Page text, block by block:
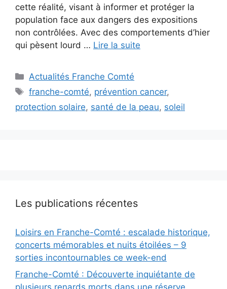
cette réalité, visant à informer et protéger la
population face aux dangers des expositions
non contrôlées. Avec des comportements d’hier
qui pèsent lourd … Lire la suite
Catégories
Actualités Franche Comté
Étiquettes
franche-comté, prévention cancer,
protection solaire, santé de la peau, soleil
Les publications récentes
Loisirs en Franche-Comté : escalade historique,
concerts mémorables et nuits étoilées – 9
sorties incontournables ce week-end
Franche-Comté : Découverte inquiétante de